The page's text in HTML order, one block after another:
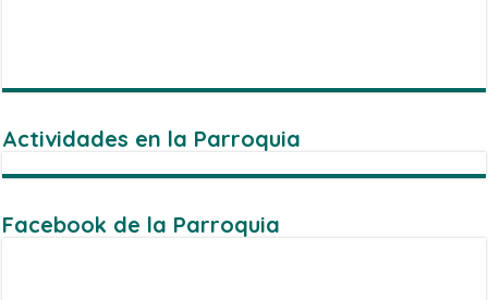
Actividades en la Parroquia
Facebook de la Parroquia